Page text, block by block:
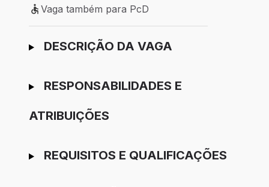
Vaga também para PcD
Vaga também para PcD
Ir para candidatura
DESCRIÇÃO DA VAGA
RESPONSABILIDADES E
ATRIBUIÇÕES
REQUISITOS E QUALIFICAÇÕES